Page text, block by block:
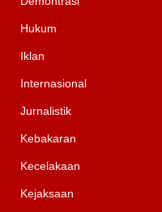
Hukum
Iklan
Internasional
Jurnalistik
Kebakaran
Kecelakaan
Kejaksaan